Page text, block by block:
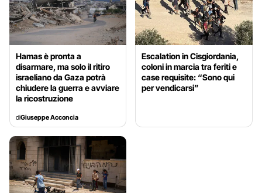
Hamas è pronta a
disarmare, ma solo il ritiro
israeliano da Gaza potrà
chiudere la guerra e avviare
la ricostruzione
diGiuseppe Acconcia
Escalation in Cisgiordania,
coloni in marcia tra feriti e
case requisite: “Sono qui
per vendicarsi”